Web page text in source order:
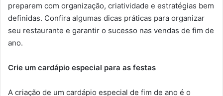
preparem com organização, criatividade e estratégias bem
definidas. Confira algumas dicas práticas para organizar
seu restaurante e garantir o sucesso nas vendas de fim de
ano.
Crie um cardápio especial para as festas
A criação de um cardápio especial de fim de ano é o